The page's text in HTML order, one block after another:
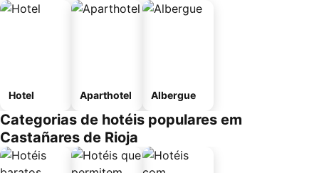
Hotel Aparthotel Albergue
Categorias de hotéis populares em
Castañares de Rioja